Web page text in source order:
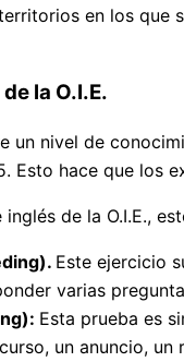
en los que
la O.I.E.
un nivel de
Esto hace que los
de la O.I.E.,
Este ejercicio
varias
Esta prueba es
un anuncio,